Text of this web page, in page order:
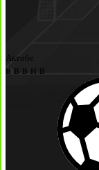
Актобе
в в в н в